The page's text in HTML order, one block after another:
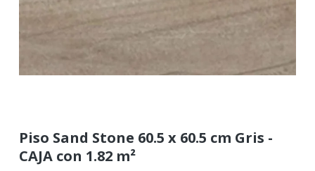
Piso Sand Stone 60.5 x 60.5 cm Gris -
CAJA con 1.82 m²